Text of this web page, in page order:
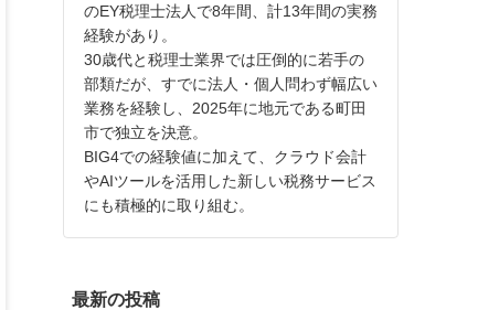
のEY税理士法人で8年間、計13年間の実務
経験があり。
30歳代と税理士業界では圧倒的に若手の
部類だが、すでに法人・個人問わず幅広い
業務を経験し、2025年に地元である町田
市で独立を決意。
BIG4での経験値に加えて、クラウド会計
やAIツールを活用した新しい税務サービス
にも積極的に取り組む。
最新の投稿